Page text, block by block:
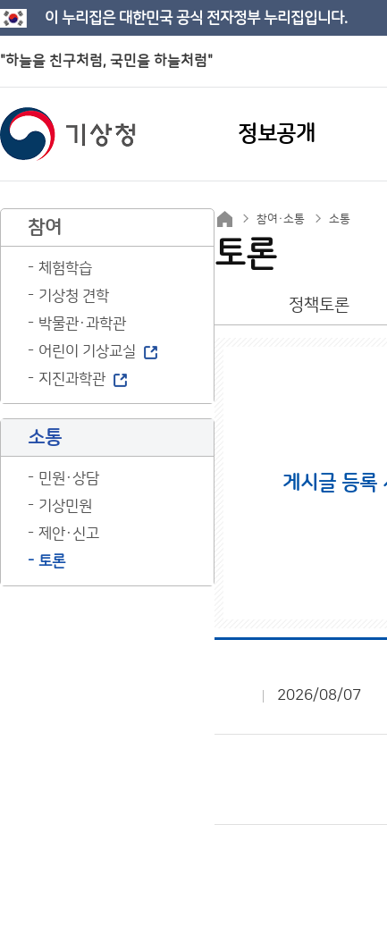
이 누리집은 대한민국 공식 전자정부 누리집입니다.
"하늘을 친구처럼, 국민을 하늘처럼"
정보공개
참여
체험학습
기상청 견학
박물관·과학관
어린이 기상교실
지진과학관
소통
민원·상담
기상민원
제안·신고
토론
참여·소통 소통
토론
정책토론
게시글 등록
2026/08/07